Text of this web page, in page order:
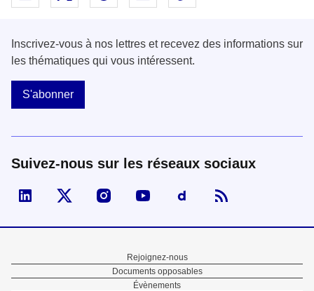
Inscrivez-vous à nos lettres et recevez des informations sur
les thématiques qui vous intéressent.
S'abonner
Suivez-nous sur les réseaux sociaux
Visiter la page Linked In de fonction publique
Visiter la page X de fonction publique
Visiter la page Instagram de fonction
Visiter la page You Tube de
Visiter la page
Pied
Rejoignez-nous
Documents opposables
Évènements